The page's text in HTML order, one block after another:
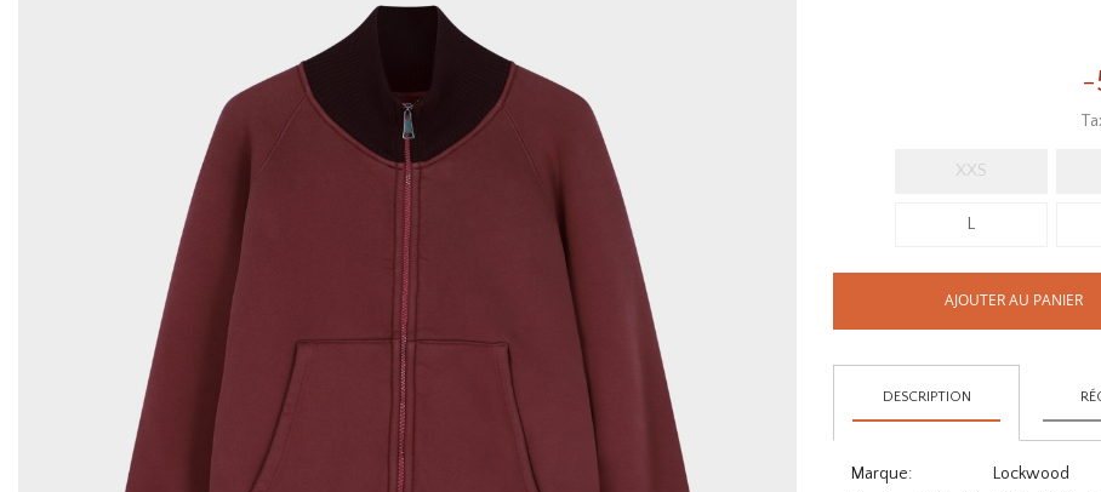
-
XXS
L
AJOUTER AU PANIER
DESCRIPTION
Marque:
Lockwood